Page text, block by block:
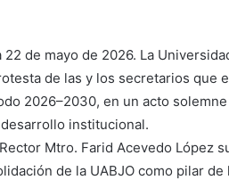
22 de mayo de 2026. La
de las y los secretarios que
2026–2030, en un acto
institucional.
Mtro. Farid Acevedo López
de la UABJO como pilar